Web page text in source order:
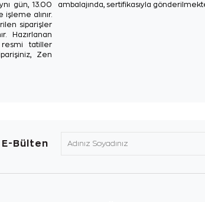
gün, 13.00
alınır.
siparişler
Hazırlanan
resmi tatiller
Zen
ambalajında, sertifikasıyla
E-Bülten